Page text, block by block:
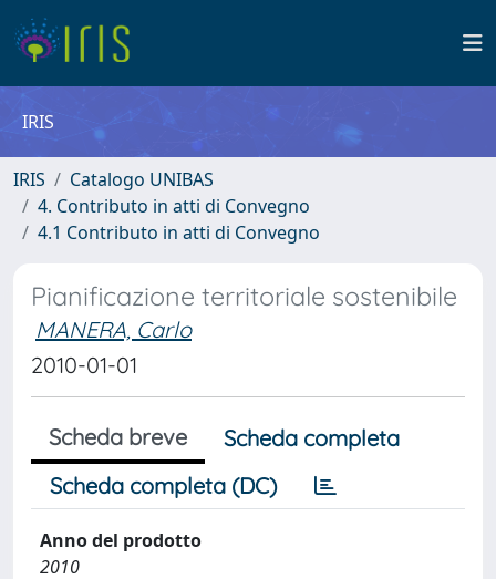
IRIS
IRIS
Catalogo UNIBAS
4. Contributo in atti di Convegno
4.1 Contributo in atti di Convegno
Pianificazione territoriale sostenibile
MANERA, Carlo
2010-01-01
Scheda breve
Scheda completa
Scheda completa (DC)
Anno del prodotto
2010